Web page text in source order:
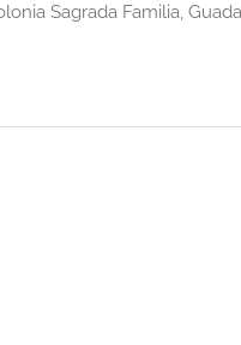
Sagrada Familia,